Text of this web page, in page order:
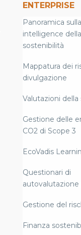
ENTERPRISE
Panoramica
intelligence della
sostenibilità
Mappatura dei
divulgazione
Valutazioni
Gestione delle
CO2 di Scope 3
EcoVadis
Questionari di
Gestione del
Finanza